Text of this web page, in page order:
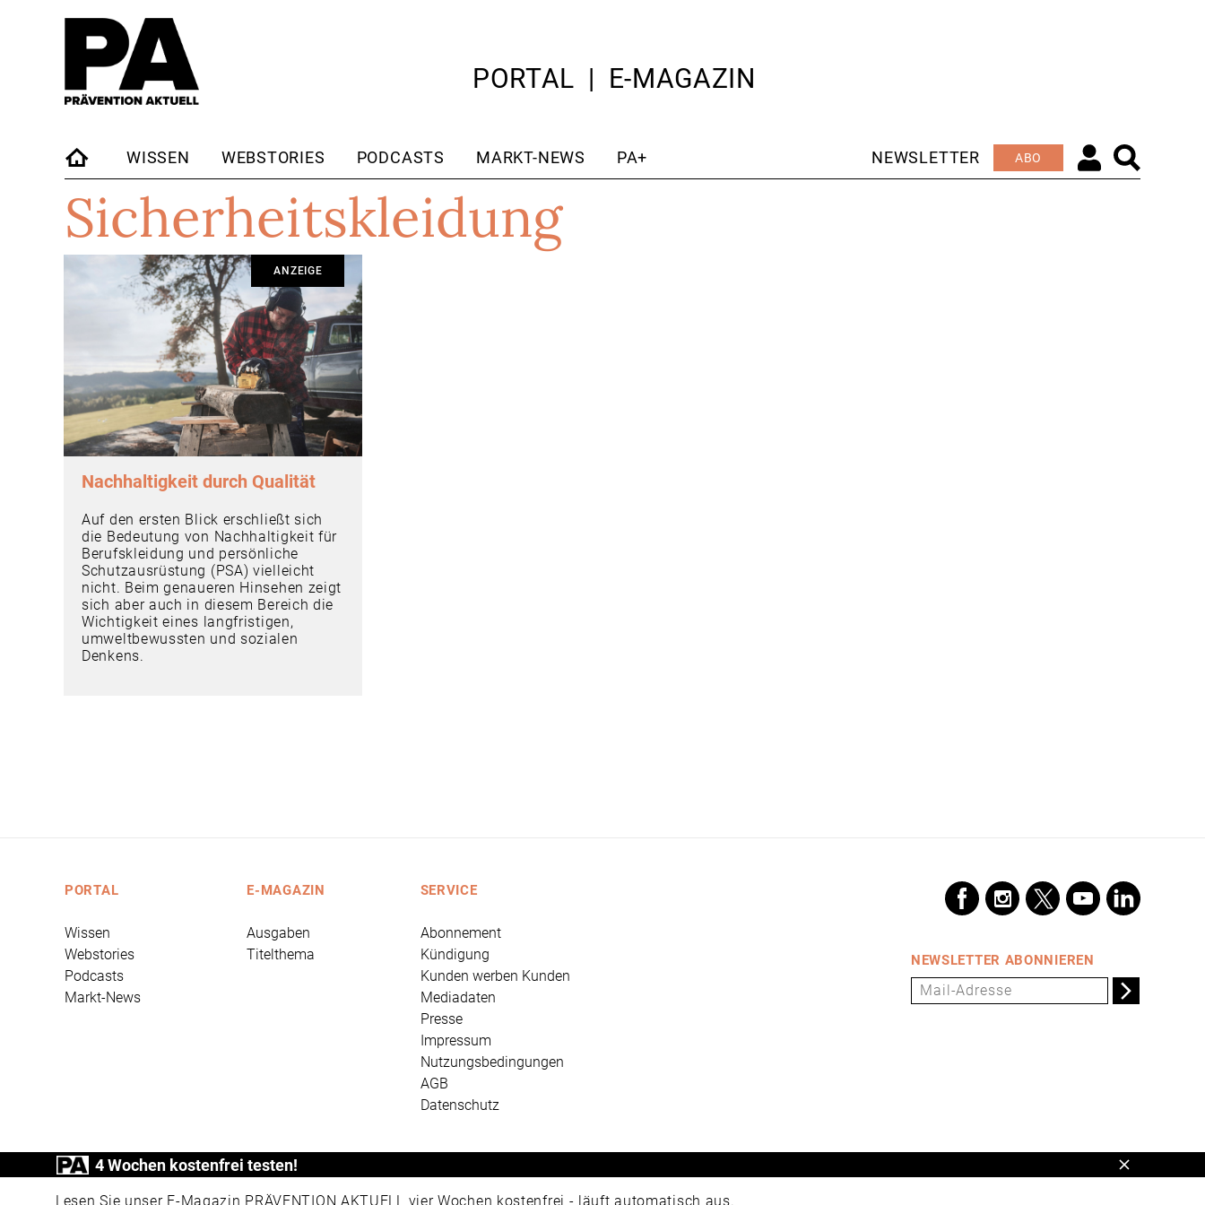
PORTAL E-MAGAZIN
STARTSEITE
WISSEN WEBSTORIES PODCASTS MARKT-NEWS PA+ NEWSLETTER ABO
Sicherheitskleidung
ANZEIGE
Nachhaltigkeit durch Qualität
Auf den ersten Blick erschließt sich
die Bedeutung von Nachhaltigkeit für
Berufskleidung und persönliche
Schutzausrüstung (PSA) vielleicht
nicht. Beim genaueren Hinsehen zeigt
sich aber auch in diesem Bereich die
Wichtigkeit eines langfristigen,
umweltbewussten und sozialen
Denkens.
PORTAL
Wissen
Webstories
Podcasts
Markt-News
E-MAGAZIN
Ausgaben
Titelthema
SERVICE
Abonnement
Kündigung
Kunden werben Kunden
Mediadaten
Presse
Impressum
Nutzungsbedingungen
AGB
Datenschutz
NEWSLETTER ABONNIEREN
4 Wochen kostenfrei testen!
Lesen Sie unser E-Magazin PRÄVENTION AKTUELL vier Wochen kostenfrei - läuft automatisch aus.
Schließen